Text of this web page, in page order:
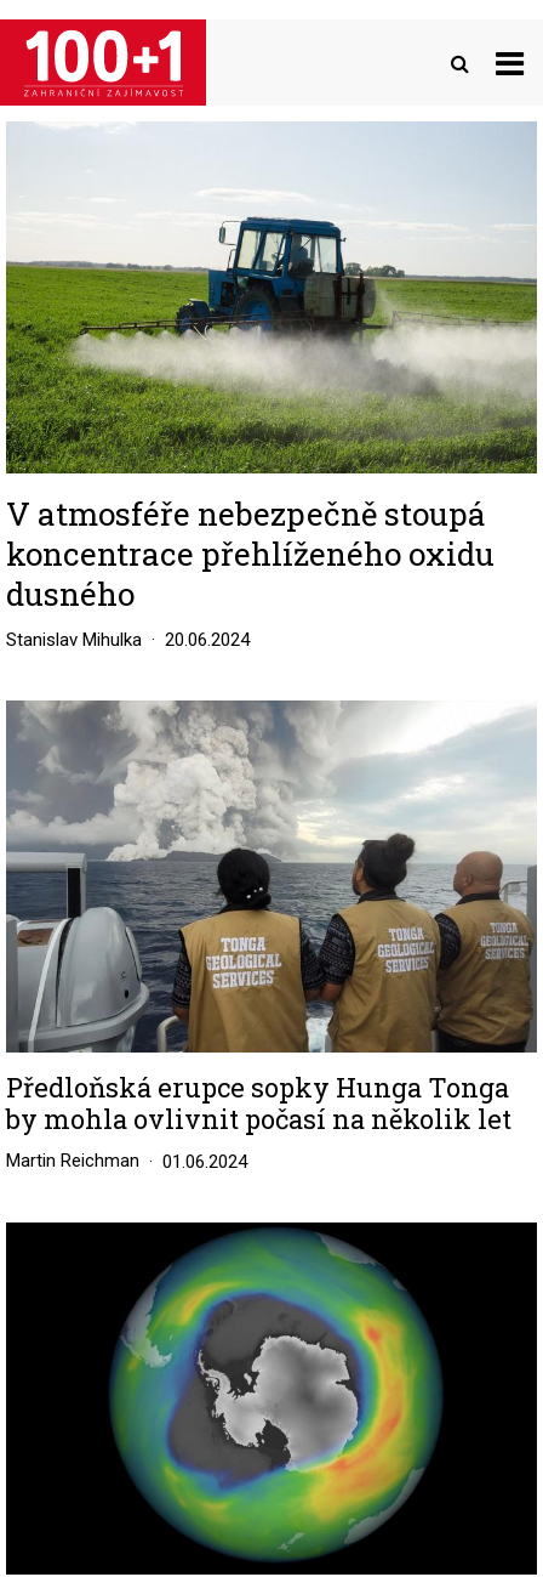
Přejít
hlavnímu
obsahu
V atmosféře nebezpečně stoupá
koncentrace přehlíženého oxidu
dusného
Stanislav Mihulka 20.06.2024
Image
Předloňská erupce sopky Hunga Tonga
by mohla ovlivnit počasí na několik let
Martin Reichman 01.06.2024